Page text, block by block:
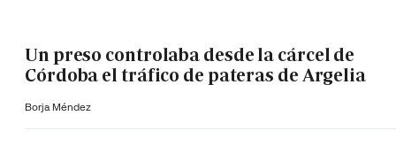
Un preso controlaba desde la cárcel de
Córdoba el tráfico de pateras de Argelia
Borja Méndez